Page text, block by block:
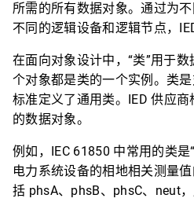
所需的所有数据对象。通过为
不同的逻辑设备和逻辑节点，
在面向对象设计中，“类”用于
个对象都是类的一个实例。类
标准定义了通用类。IED 供应
的数据对象。
例如，IEC 61850 中常用的类是
电力系统设备的相地相关测量
括 phsA、phsB、phsC、neut